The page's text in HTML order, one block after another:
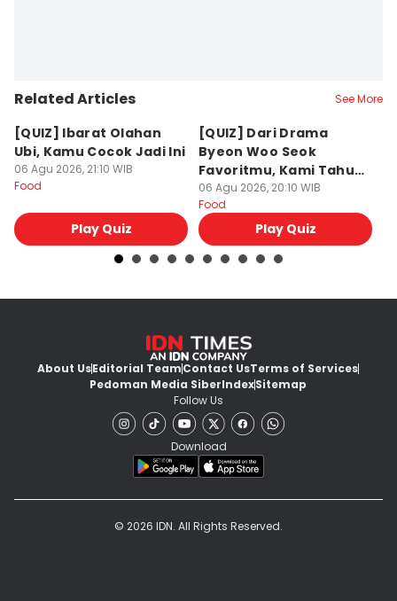
Related Articles See More
[QUIZ] Ibarat Olahan
Ubi, Kamu Cocok Jadi Ini
06 Agu 2026, 21:10 WIB
Food
Play Quiz
[QUIZ] Dari Drama
Byeon Woo Seok
Favoritmu, Kami Tahu
Makanan yang Cocok
untukmu
06 Agu 2026, 20:10 WIB
Food
Play Quiz
About UsEditorial TeamContact UsTerms of Services
Pedoman Media SiberIndexSitemap
Follow Us
Download
© 2026 IDN. All Rights Reserved.